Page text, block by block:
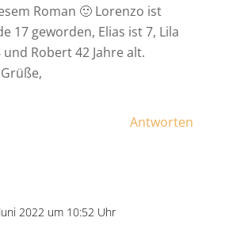
Roman 🙂 Lorenzo ist
17 geworden, Elias ist 7, Lila
und Robert 42 Jahre alt.
Antworten
2022 um 10:52 Uhr